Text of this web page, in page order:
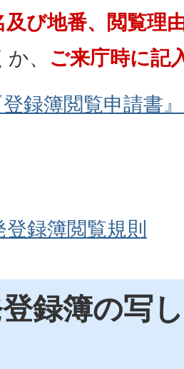
び地番、閲覧理
、 ご来庁時に記
録簿閲覧申請書
登録簿閲覧規則
録簿の写